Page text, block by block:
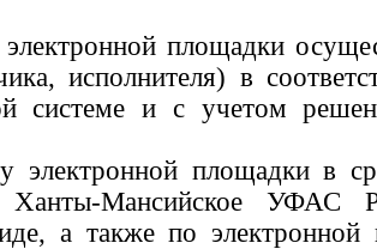
площадки
исполнителя) в
системе и с учетом
электронной площадки в
Ханты-Мансийское УФАС
а также по электронной